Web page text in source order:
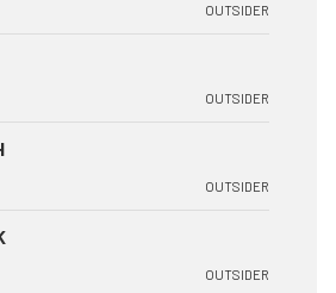
OUTSIDER
OUTSIDER
OUTSIDER
OUTSIDER